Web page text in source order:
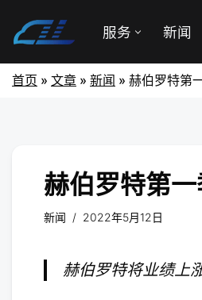
服务 新闻
首页 » 文章 » 新闻 » 赫伯罗特第
赫伯罗特第
新闻 2022年5月12日
赫伯罗特将业绩上